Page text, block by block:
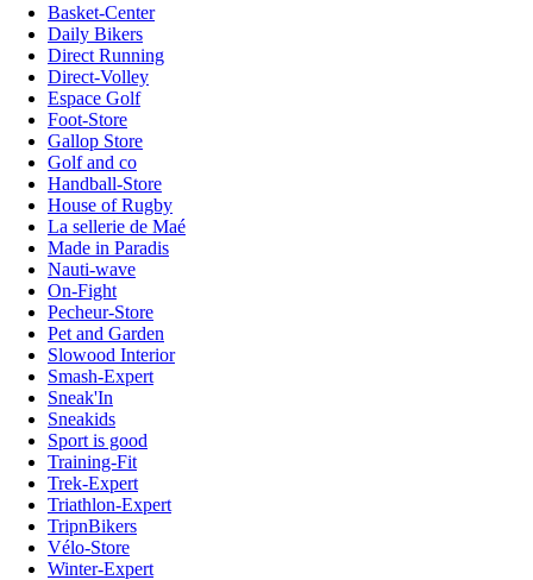
Basket-Center
Daily Bikers
Direct Running
Direct-Volley
Espace Golf
Foot-Store
Gallop Store
Golf and co
Handball-Store
House of Rugby
La sellerie de Maé
Made in Paradis
Nauti-wave
On-Fight
Pecheur-Store
Pet and Garden
Slowood Interior
Smash-Expert
Sneak'In
Sneakids
Sport is good
Training-Fit
Trek-Expert
Triathlon-Expert
TripnBikers
Vélo-Store
Winter-Expert